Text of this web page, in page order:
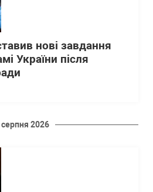
нові завдання
України після
серпня 2026